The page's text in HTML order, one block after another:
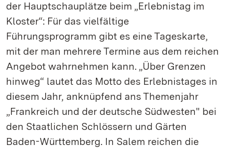
der Hauptschauplätze beim „Erlebnistag im
Kloster“: Für das vielfältige
Führungsprogramm gibt es eine Tageskarte,
mit der man mehrere Termine aus dem reichen
Angebot wahrnehmen kann. „Über Grenzen
hinweg“ lautet das Motto des Erlebnistages in
diesem Jahr, anknüpfend ans Themenjahr
„Frankreich und der deutsche Südwesten" bei
den Staatlichen Schlössern und Gärten
Baden-Württemberg. In Salem reichen die